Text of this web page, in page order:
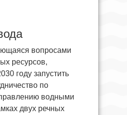
вопросами
ресурсов,
году запустить
по
водными
двух речных